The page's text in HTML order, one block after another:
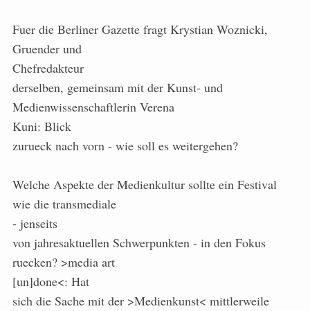
Fuer die Berliner Gazette fragt Krystian Woznicki,
Gruender und
Chefredakteur
derselben, gemeinsam mit der Kunst- und
Medienwissenschaftlerin Verena
Kuni: Blick
zurueck nach vorn - wie soll es weitergehen?
Welche Aspekte der Medienkultur sollte ein Festival
wie die transmediale
- jenseits
von jahresaktuellen Schwerpunkten - in den Fokus
ruecken? >media art
[un]done<: Hat
sich die Sache mit der >Medienkunst< mittlerweile